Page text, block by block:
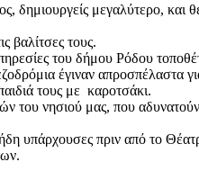
δημιουργείς μεγαλύτερο, και
βαλίτσες τους.
του δήμου Ρόδου
έγιναν απροσπέλαστα
τους με καροτσάκι.
του νησιού μας, που
υπάρχουσες πριν από το